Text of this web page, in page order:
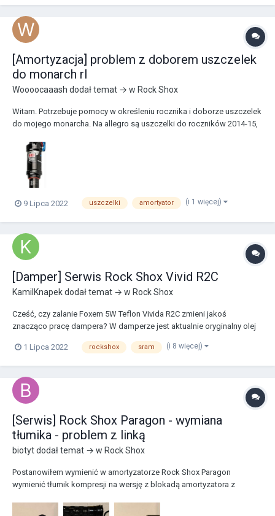
[Amortyzacja] problem z doborem uszczelek
do monarch rl
Woooocaaash dodał temat → w Rock Shox
Witam. Potrzebuje pomocy w określeniu rocznika i doborze uszczelek
do mojego monarcha. Na allegro są uszczelki do roczników 2014-15,
rockshox damper nie wyskakuje, a w przednim reconie wyskakuje
2016-17)
9 Lipca 2022 uszczelki amortyator (i 1 więcej)
[Damper] Serwis Rock Shox Vivid R2C
KamilKnapekdodał temat → w Rock Shox
Cześć, czy zalanie Foxem 5W Teflon Vivida R2C zmieni jakoś
znacząco pracę dampera? W damperze jest aktualnie oryginalny olej
1 Lipca 2022
rockshox sram (i 8 więcej)
[Serwis] Rock Shox Paragon - wymiana
tłumika - problem z linką
biotytdodał temat → w Rock Shox
Postanowiłem wymienić w amortyzatorze Rock Shox Paragon
wymienić tłumik kompresji na wersję z blokadą amortyzatora z
przez który przechodzi linka do rowka pokrętła. Moim zdaniem linka